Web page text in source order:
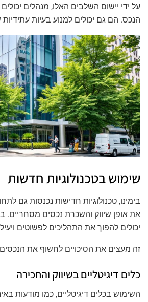
על ידי יישום השלבים האלו, מנהלים
הנכס. הם גם יכולים למנוע בעיות
שימוש בטכנולוגיות חדשות
בימינו, טכנולוגיות חדישות נכנסות גם
את אופן שיווק והשכרת נכסים מסחריים.
יכולים להפוך את התהליכים לפשוטים
זה מעצים את הסיכויים לחשוף את
כלים דיגיטליים בשיווק והחכירה
השימוש בכלים דיגיטליים, כמו מודעות